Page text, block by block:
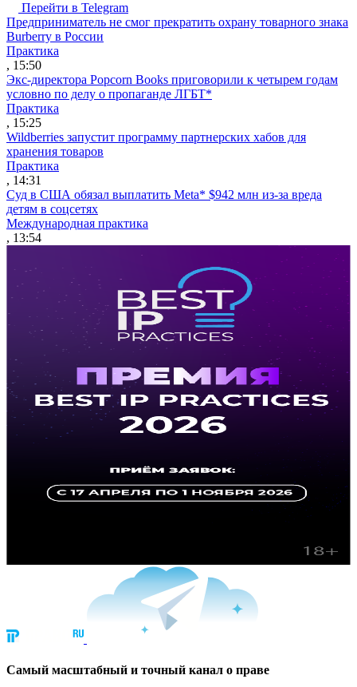
Перейти в Telegram
Предприниматель не смог прекратить охрану товарного знака
Burberry в России
Практика
, 15:50
Экс-директора Popcorn Books приговорили к четырем годам
условно по делу о пропаганде ЛГБТ*
Практика
, 15:25
Wildberries запустит программу партнерских хабов для
хранения товаров
Практика
, 14:31
Суд в США обязал выплатить Meta* $942 млн из-за вреда
детям в соцсетях
Международная практика
, 13:54
Cамый масштабный и точный канал о праве